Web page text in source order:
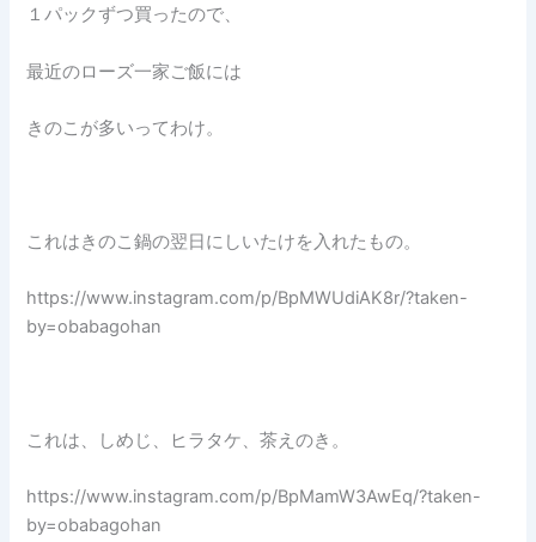
１パックずつ買ったので、
最近のローズ一家ご飯には
きのこが多いってわけ。
これはきのこ鍋の翌日にしいたけを入れたもの。
https://www.instagram.com/p/BpMWUdiAK8r/?taken-
by=obabagohan
これは、しめじ、ヒラタケ、茶えのき。
https://www.instagram.com/p/BpMamW3AwEq/?taken-
by=obabagohan